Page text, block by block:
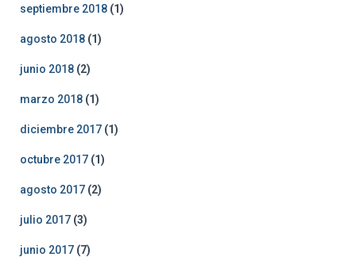
septiembre 2018 (1)
agosto 2018 (1)
junio 2018 (2)
marzo 2018 (1)
diciembre 2017 (1)
octubre 2017 (1)
agosto 2017 (2)
julio 2017 (3)
junio 2017 (7)